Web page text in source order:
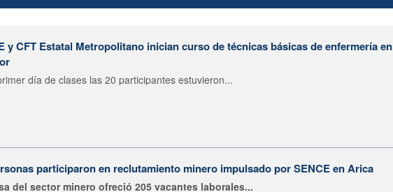
y CFT Estatal Metropolitano inician curso de técnicas básicas de enfermería en
día de clases las 20 participantes estuvieron...
participaron en reclutamiento minero impulsado por SENCE en Arica
del sector minero ofreció 205 vacantes laborales...